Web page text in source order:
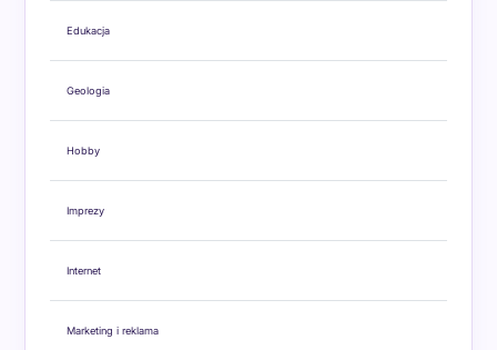
Edukacja
Geologia
Hobby
Imprezy
Internet
Marketing i reklama